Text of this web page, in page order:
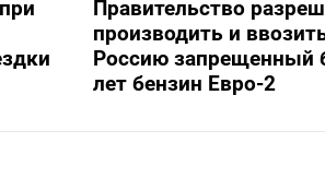
Правительство
производить и
Россию запрещенный
лет бензин Евро-2